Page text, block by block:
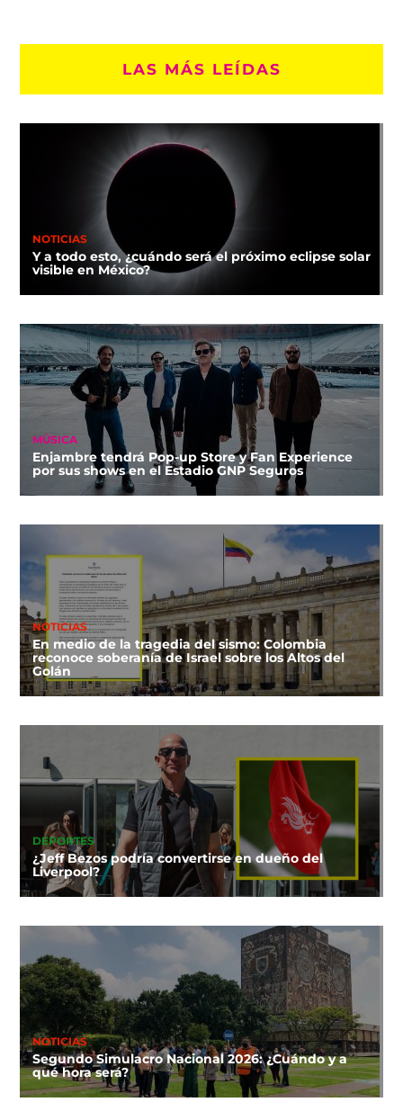
LAS MÁS LEÍDAS
NOTICIAS
Y a todo esto, ¿cuándo será el próximo eclipse solar
visible en México?
MÚSICA
Enjambre tendrá Pop-up Store y Fan Experience
por sus shows en el Estadio GNP Seguros
NOTICIAS
En medio de la tragedia del sismo: Colombia
reconoce soberanía de Israel sobre los Altos del
Golán
DEPORTES
¿Jeff Bezos podría convertirse en dueño del
Liverpool?
NOTICIAS
Segundo Simulacro Nacional 2026: ¿Cuándo y a
qué hora será?